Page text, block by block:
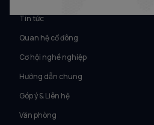
Tin tức
Quan hệ cổ đông
Cơ hội nghề nghiệp
Hướng dẫn chung
Góp ý & Liên hệ
Văn phòng